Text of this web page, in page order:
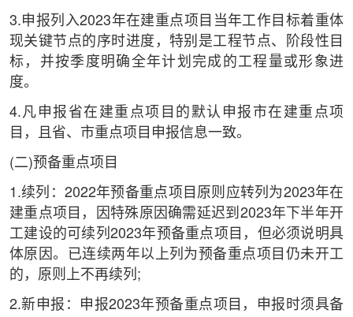
3.申报列入2023年在建重点项目当年工作目标着重体
现关键节点的序时进度，特别是工程节点、阶段性目
标，并按季度明确全年计划完成的工程量或形象进
度。
4.凡申报省在建重点项目的默认申报市在建重点项
目，且省、市重点项目申报信息一致。
(二)预备重点项目
1.续列：2022年预备重点项目原则应转列为2023年在
建重点项目，因特殊原因确需延迟到2023年下半年开
工建设的可续列2023年预备重点项目，但必须说明具
体原因。已连续两年以上列为预备重点项目仍未开工
的，原则上不再续列;
2.新申报：申报2023年预备重点项目，申报时须具备